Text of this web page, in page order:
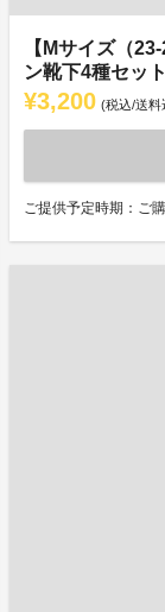
【Mサイズ（
ン靴下4種セッ
¥3,200 (税込/送料
ご提供予定時期：ご